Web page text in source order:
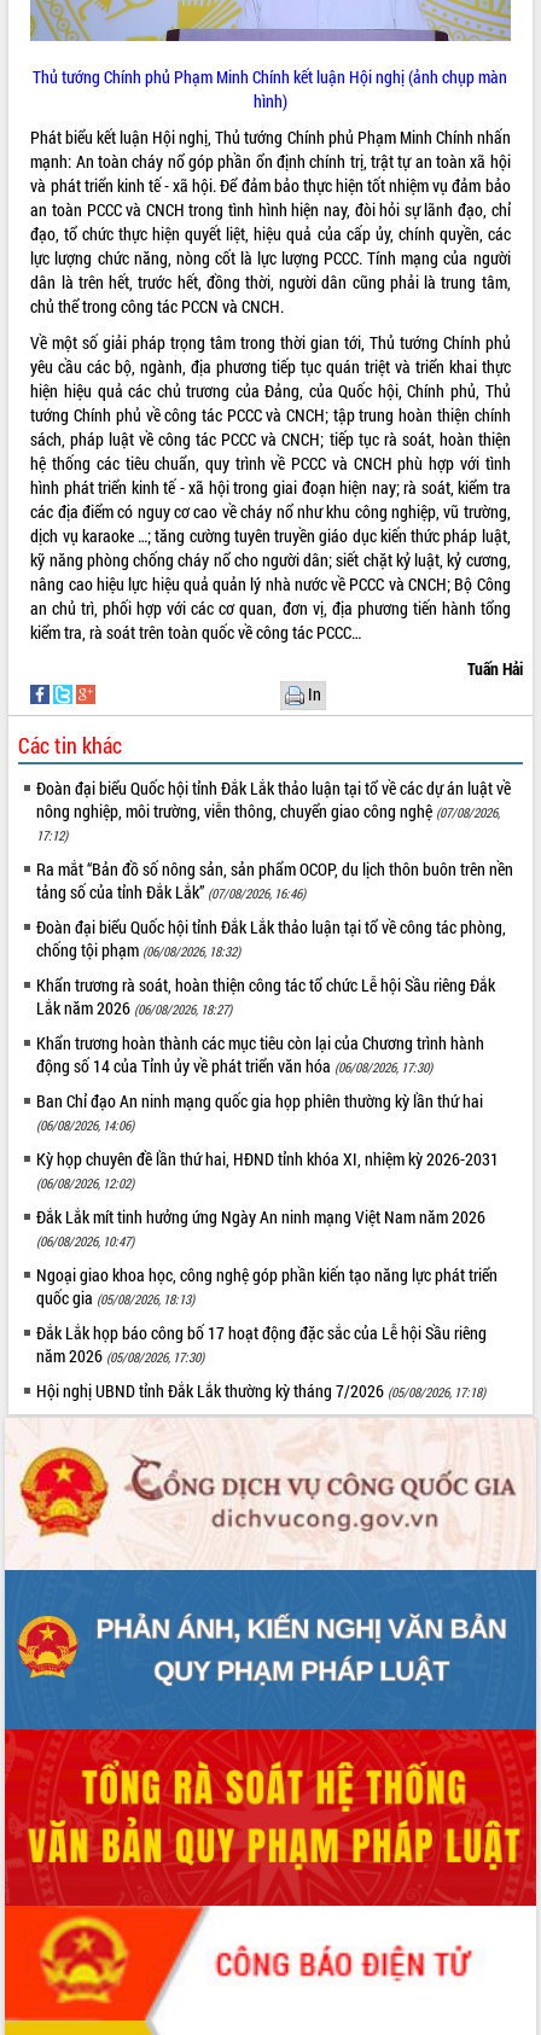
Diễn đàn Kinh tế tư nhân Việt Nam đột
phá cơ chế - Hợp tác công tư
Đề án 06 tạo bước ngoặt đột phá trong
cải cách hành chính tỉnh Đắk Lắk
Kết nối tour, đẩy mạnh chuyển đổi số
để phát triển du lịch Đắk Lắk
Khởi động Dự án Đầu tư xây dựng hạ
tầng kỹ thuật Cụm công nghiệp Tân
Tiến
Gặp mặt các cơ quan báo chí nhân Kỷ
niệm 101 năm Ngày Báo chí Cách
mạng Việt Nam
Đắk Lắk sơ kết 4 năm triển khai thực
hiện Đề án 06 của Chính phủ
Họp báo thông tin về Hội nghị Công bố
Quy hoạch và Xúc tiến đầu tư tỉnh Đắk
Lắk
Khơi thông điểm nghẽn, đẩy nhanh
giải ngân vốn khắc phục thiên tai
HĐND tỉnh thông qua điều chỉnh Quy
hoạch tỉnh thời kỳ 2021-2030
Hội thảo góp ý hồ sơ điều chỉnh quy
hoạch tỉnh Đắk Lắk thời kỳ 2021-2030,
tầm nhìn đến năm 2050
doanh nghiệp nhà nước
Hội nghị triển khai kết nối mạng
truyền số liệu chuyên dùng phục vụ cơ
quan Đảng, Nhà nước
Lễ phát động chuỗi hoạt động chung
tay làm sạch môi trường
Xã Ea Kar bước chuyển mình trong
công tác cải cách hành chính mô hình
mới
UBND tỉnh họp báo định kỳ tháng 4
năm 2026
Hội thảo khoa học “Giải pháp thúc đẩy
phát triển nền kinh tế xanh tại tỉnh
Tăng cường giám sát, đôn đốc thực
hiện nhiệm vụ quản lý tài sản công
hàng tuần
Tháo gỡ những vướng mắc, đẩy mạnh
công tác cải cách thủ tục hành chính
tại Trung tâm Phục vụ hành chính
công tỉnh
Đắk Lắk: Tôn vinh 46 giải pháp tại Hội
Đắk Lắk rà soát, điều chỉnh Đề án 190
về phát triển nuôi trồng thủy sản
Phó Chủ tịch UBND tỉnh Đắk Lắk
Trương Công Thái kiểm tra thực địa
Dự án cao tốc Khánh Hòa - Buôn Ma
Thuột
Định vị cà phê Việt Nam như một “di
sản sống” trong dòng chảy toàn cầu
Xây dựng nông thôn mới: Nâng cao đời
sống người dân từ những mô hình thiết
thực
trong Khu kinh tế Nam Phú Yên
Hòn Yến phát triển du lịch gắn với bảo
tồn biển
Đắk Lắk thời kỳ 2021-2030, tầm nhìn
đến năm 2050
Phát động chiến dịch 30 ngày đêm
giải phóng mặt bằng Tuyến đường bộ
ven biển
Đắk Lắk nỗ lực thúc đẩy tăng trưởng
kinh tế từ 10% trở lên trong Quý
II/2026
Đắk Lắk ký kết thỏa thuận hợp tác về
chuyển đổi số giai đoạn 2026 – 2030
với Tập đoàn Bưu chính Viễn thông
Việt Nam
Thủ tướng Chính phủ Phạm Minh Chính kết luận Hội nghị (ảnh chụp màn
hình)
Phát biểu kết luận Hội nghị, Thủ tướng Chính phủ Phạm Minh Chính nhấn
mạnh: An toàn cháy nổ góp phần ổn định chính trị, trật tự an toàn xã hội
và phát triển kinh tế - xã hội. Để đảm bảo thực hiện tốt nhiệm vụ đảm bảo
an toàn PCCC và CNCH trong tình hình hiện nay, đòi hỏi sự lãnh đạo, chỉ
đạo, tổ chức thực hiện quyết liệt, hiệu quả của cấp ủy, chính quyền, các
lực lượng chức năng, nòng cốt là lực lượng PCCC. Tính mạng của người
dân là trên hết, trước hết, đồng thời, người dân cũng phải là trung tâm,
chủ thể trong công tác PCCN và CNCH.
Về một số giải pháp trọng tâm trong thời gian tới, Thủ tướng Chính phủ
yêu cầu các bộ, ngành, địa phương tiếp tục quán triệt và triển khai thực
hiện hiệu quả các chủ trương của Đảng, của Quốc hội, Chính phủ, Thủ
tướng Chính phủ về công tác PCCC và CNCH; tập trung hoàn thiện chính
sách, pháp luật về công tác PCCC và CNCH; tiếp tục rà soát, hoàn thiện
hệ thống các tiêu chuẩn, quy trình về PCCC và CNCH phù hợp với tình
hình phát triển kinh tế - xã hội trong giai đoạn hiện nay; rà soát, kiểm tra
các địa điểm có nguy cơ cao về cháy nổ như khu công nghiệp, vũ trường,
dịch vụ karaoke …; tăng cường tuyên truyền giáo dục kiến thức pháp luật,
kỹ năng phòng chống cháy nổ cho người dân; siết chặt kỷ luật, kỷ cương,
nâng cao hiệu lực hiệu quả quản lý nhà nước về PCCC và CNCH; Bộ Công
an chủ trì, phối hợp với các cơ quan, đơn vị, địa phương tiến hành tổng
kiểm tra, rà soát trên toàn quốc về công tác PCCC…
Tuấn Hải
In
Các tin khác
Đoàn đại biểu Quốc hội tỉnh Đắk Lắk thảo luận tại tổ về các dự án luật về
nông nghiệp, môi trường, viễn thông, chuyển giao công nghệ (07/08/2026,
17:12)
Ra mắt “Bản đồ số nông sản, sản phẩm OCOP, du lịch thôn buôn trên nền
tảng số của tỉnh Đắk Lắk” (07/08/2026, 16:46)
Đoàn đại biểu Quốc hội tỉnh Đắk Lắk thảo luận tại tổ về công tác phòng,
chống tội phạm (06/08/2026, 18:32)
Khẩn trương rà soát, hoàn thiện công tác tổ chức Lễ hội Sầu riêng Đắk
Lắk năm 2026 (06/08/2026, 18:27)
Khẩn trương hoàn thành các mục tiêu còn lại của Chương trình hành
động số 14 của Tỉnh ủy về phát triển văn hóa (06/08/2026, 17:30)
Ban Chỉ đạo An ninh mạng quốc gia họp phiên thường kỳ lần thứ hai
(06/08/2026, 14:06)
Kỳ họp chuyên đề lần thứ hai, HĐND tỉnh khóa XI, nhiệm kỳ 2026-2031
(06/08/2026, 12:02)
Đắk Lắk mít tinh hưởng ứng Ngày An ninh mạng Việt Nam năm 2026
(06/08/2026, 10:47)
Ngoại giao khoa học, công nghệ góp phần kiến tạo năng lực phát triển
quốc gia (05/08/2026, 18:13)
Đắk Lắk họp báo công bố 17 hoạt động đặc sắc của Lễ hội Sầu riêng
năm 2026 (05/08/2026, 17:30)
Hội nghị UBND tỉnh Đắk Lắk thường kỳ tháng 7/2026 (05/08/2026, 17:18)